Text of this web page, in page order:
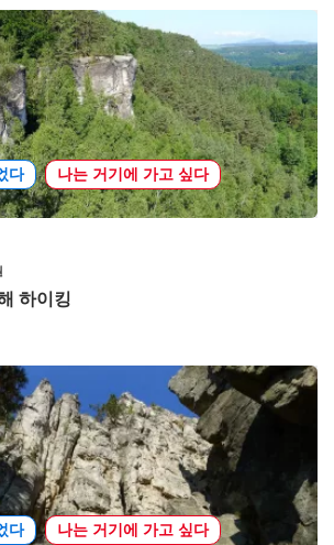
다 나는 거기에 가고 싶다
하이킹
다 나는 거기에 가고 싶다